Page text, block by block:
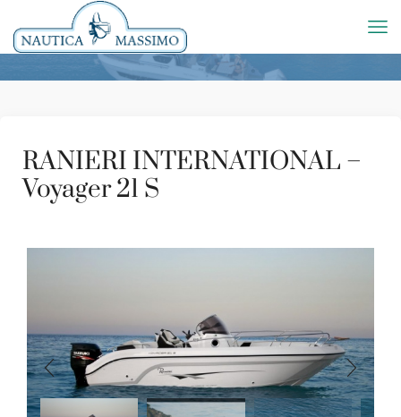
RANIERI INTERNATIONAL –
Voyager 21 S